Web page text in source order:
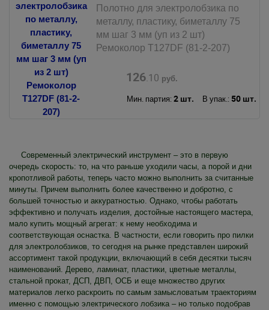
Полотно для электролобзика по
металлу, пластику, биметаллу 75
мм шаг 3 мм (уп из 2 шт)
Ремоколор T127DF (81-2-207)
126.10 руб.
Мин. партия: 2 шт. В упак.: 50 шт.
Современный электрический инструмент – это в первую
очередь скорость: то, на что раньше уходили часы, а порой и дни
кропотливой работы, теперь часто можно выполнить за считанные
минуты. Причем выполнить более качественно и добротно, с
большей точностью и аккуратностью. Однако, чтобы работать
эффективно и получать изделия, достойные настоящего мастера,
мало купить мощный агрегат: к нему необходима и
соответствующая оснастка. В частности, если говорить про пилки
для электролобзиков, то сегодня на рынке представлен широкий
ассортимент такой продукции, включающий в себя десятки тысяч
наименований. Дерево, ламинат, пластики, цветные металлы,
стальной прокат, ДСП, ДВП, ОСБ и еще множество других
материалов легко раскроить по самым замысловатым траекториям
именно с помощью электрического лобзика – но только подобрав